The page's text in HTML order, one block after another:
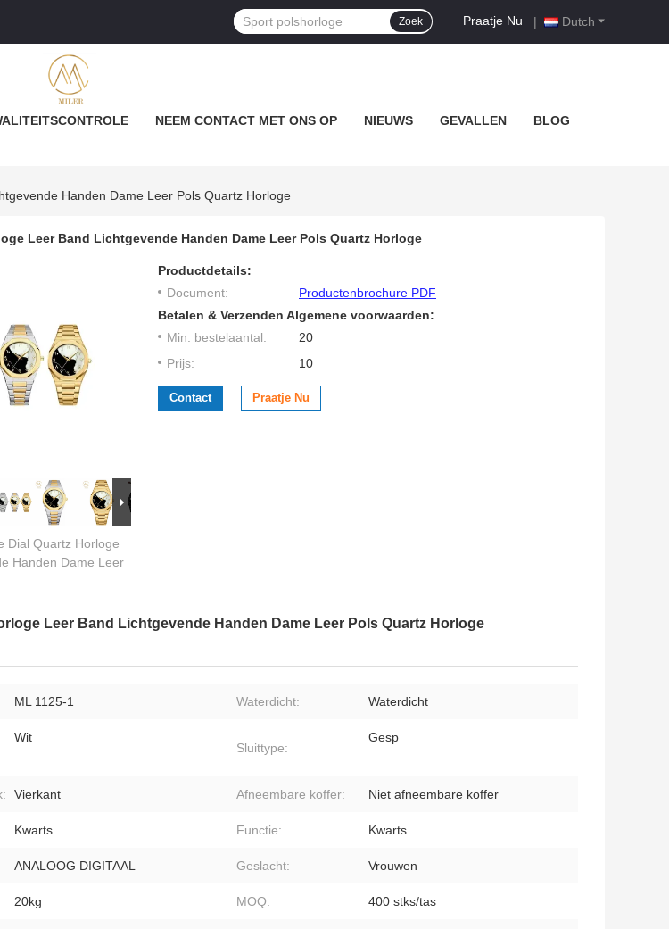
Dutch
Praatje Nu |
Zoek
NEEM CONTACT MET ONS OP NIEUWS GEVALLEN BLOG
Handen Dame Leer Pols Quartz Horloge
Leer Band Lichtgevende Handen Dame Leer Pols Quartz Horloge
Dial Quartz Horloge
Handen Dame Leer
Productdetails:
Document:
Productenbrochure PDF
Betalen & Verzenden Algemene voorwaarden:
Min. bestelaantal:
20
Prijs:
10
Contact Praatje Nu
Leer Band Lichtgevende Handen Dame Leer Pols Quartz Horloge
ML 1125-1 Waterdicht: Waterdicht
Wit
Sluittype:
Gesp
Vierkant Afneembare koffer: Niet afneembare koffer
Kwarts Functie: Kwarts
ANALOOG DIGITAAL Geslacht: Vrouwen
20kg MOQ: 400 stks/tas